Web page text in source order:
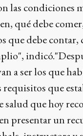
las condiciones
qué debe
que debe contar,
a ser los que
que
que hoy
presentar un